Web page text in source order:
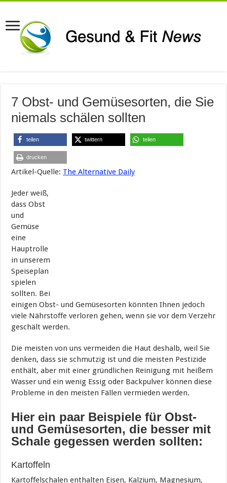
7 Obst- und Gemüsesorten, die Sie
niemals schälen sollten
teilen twittern teilen
drucken
Artikel-Quelle: The Alternative Daily
Jeder weiß,
dass Obst
und
Gemüse
eine
Hauptrolle
in unserem
Speiseplan
spielen
sollten. Bei
einigen Obst- und Gemüsesorten könnten Ihnen jedoch
viele Nährstoffe verloren gehen, wenn sie vor dem Verzehr
geschält werden.
Die meisten von uns vermeiden die Haut deshalb, weil Sie
denken, dass sie schmutzig ist und die meisten Pestizide
enthält, aber mit einer gründlichen Reinigung mit heißem
Wasser und ein wenig Essig oder Backpulver können diese
Probleme in den meisten Fällen vermieden werden.
Hier ein paar Beispiele für Obst-
und Gemüsesorten, die besser mit
Schale gegessen werden sollten:
Kartoffeln
Kartoffelschalen enthalten Eisen, Kalzium, Magnesium,